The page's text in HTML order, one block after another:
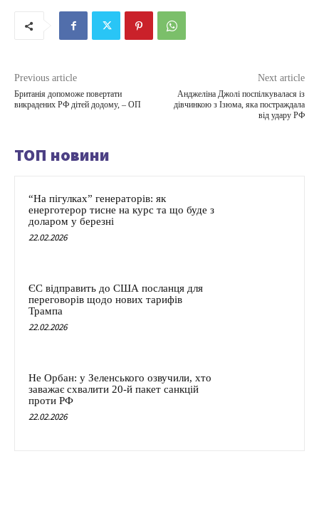
Previous article
Британія допоможе повертати
викрадених РФ дітей додому, – ОП
Next article
Анджеліна Джолі поспілкувалася із
дівчинкою з Ізюма, яка постраждала
від удару РФ
ТОП новини
“На пігулках” генераторів: як
енерготерор тисне на курс та що буде з
доларом у березні
22.02.2026
ЄС відправить до США посланця для
переговорів щодо нових тарифів
Трампа
22.02.2026
Не Орбан: у Зеленського озвучили, хто
заважає схвалити 20-й пакет санкцій
проти РФ
22.02.2026